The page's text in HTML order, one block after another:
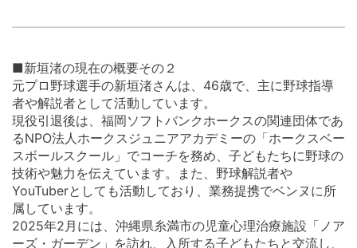
■新垣渚の現在の概要その２
元プロ野球選手の新垣渚さんは、46歳で、主に野球指導
者や解説者として活動しています。
現役引退後は、福岡ソフトバンクホークスの関連団体であ
るNPO法人ホークスジュニアアカデミーの「ホークスベー
スボールスクール」でコーチを務め、子どもたちに野球の
技術や魅力を伝えています。また、野球解説者や
YouTuberとしても活動しており、業務提携でベンヌに所
属しています。
2025年2月には、沖縄県糸満市の児童心理治療施設「ノア
ーズ・ガーデン」を訪れ、入所する子どもたちと交流し、